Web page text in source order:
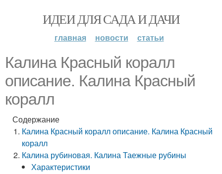
ИДЕИ ДЛЯ САДА И ДАЧИ
главная новости статьи
Калина Красный коралл
описание. Калина Красный
коралл
Содержание
Калина Красный коралл описание. Калина Красный
коралл
Калина рубиновая. Калина Таежные рубины
Характеристики